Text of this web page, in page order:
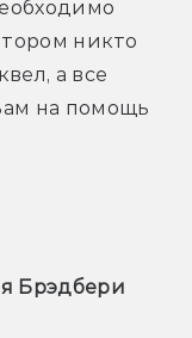
никто
а все
на помощь
Брэдбери